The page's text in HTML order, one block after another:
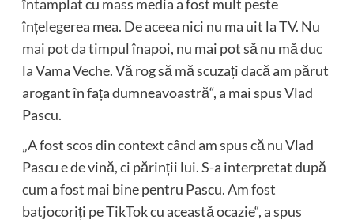
întamplat cu mass media a fost mult peste
înțelegerea mea. De aceea nici nu ma uit la TV. Nu
mai pot da timpul înapoi, nu mai pot să nu mă duc
la Vama Veche. Vă rog să mă scuzați dacă am părut
arogant în fața dumneavoastră“, a mai spus Vlad
Pascu.
„A fost scos din context când am spus că nu Vlad
Pascu e de vină, ci părinții lui. S-a interpretat după
cum a fost mai bine pentru Pascu. Am fost
batjocoriți pe TikTok cu această ocazie“, a spus